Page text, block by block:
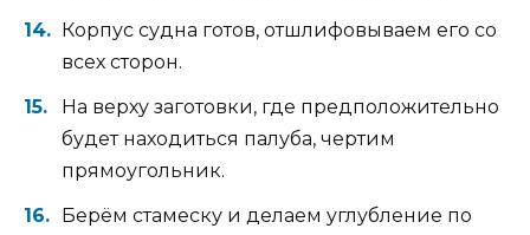
Корпус судна готов, отшлифовываем его со
всех сторон.
На верху заготовки, где предположительно
будет находиться палуба, чертим
прямоугольник.
Берём стамеску и делаем углубление по